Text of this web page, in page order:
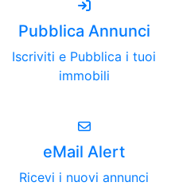
Pubblica Annunci
Iscriviti e Pubblica i tuoi
immobili
eMail Alert
Ricevi i nuovi annunci